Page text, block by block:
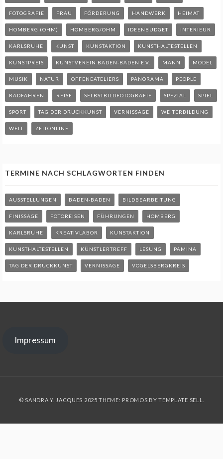
FOTOGRAFIE FRAU FÖRDERUNG HANDWERK HEIMAT
HOMBERG (OHM) HOMBERG/OHM IDEENBUDGET INTERIEUR
KARLSRUHE KUNST KUNSTAKTION KUNSTHALTESTELLEN
KUNSTPREIS KUNSTVEREIN BADEN-BADEN E.V. MANN MODEL
MUSIK NATUR OFFENEATELIERS PANORAMA PEOPLE
RADFAHREN REISE SELBSTBILDFOTOGRAFIE SPEZIAL SPIEL
SPORT TAG DER DRUCKKUNST VERNISSAGE WEITERBILDUNG
WELT ZEITONLINE
TERMINE NACH SCHLAGWORTEN FINDEN
AUSSTELLUNGEN BADEN-BADEN BILDBEARBEITUNG
FINISSAGE FOTOREISEN FÜHRUNGEN HOMBERG
KARLSRUHE KREATIVLABOR KUNSTAKTION
KUNSTHALTESTELLEN KÜNSTLERTREFF LESUNG PAMINA
TAG DER DRUCKKUNST VERNISSAGE VOGELSBERGKREIS
Impressum
© SANDRA Y. JACQUES 2025 THEME: PROMOS BYTEMPLATE SELL